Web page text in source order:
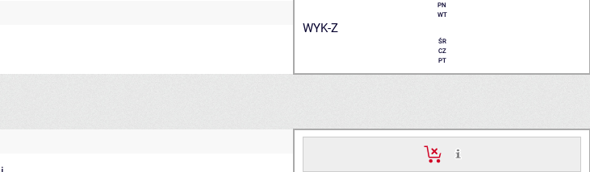
PN
WT
WYK-Z
ŚR
CZ
PT